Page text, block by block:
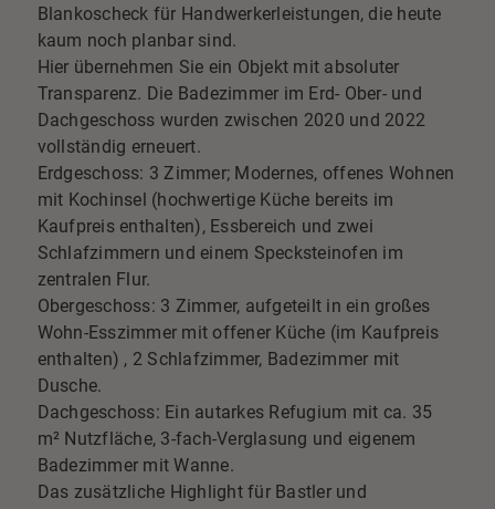
Blankoscheck für Handwerkerleistungen, die heute
kaum noch planbar sind.
Hier übernehmen Sie ein Objekt mit absoluter
Transparenz. Die Badezimmer im Erd- Ober- und
Dachgeschoss wurden zwischen 2020 und 2022
vollständig erneuert.
Erdgeschoss: 3 Zimmer; Modernes, offenes Wohnen
mit Kochinsel (hochwertige Küche bereits im
Kaufpreis enthalten), Essbereich und zwei
Schlafzimmern und einem Specksteinofen im
zentralen Flur.
Obergeschoss: 3 Zimmer, aufgeteilt in ein großes
Wohn-Esszimmer mit offener Küche (im Kaufpreis
enthalten) , 2 Schlafzimmer, Badezimmer mit
Dusche.
Dachgeschoss: Ein autarkes Refugium mit ca. 35
m² Nutzfläche, 3-fach-Verglasung und eigenem
Badezimmer mit Wanne.
Das zusätzliche Highlight für Bastler und